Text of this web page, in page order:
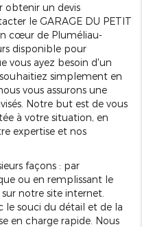
un devis
le GARAGE DU PETIT
cœur de Pluméliau-
disponible pour
vous ayez besoin d'un
simplement en
vous assurons une
Notre but est de vous
à votre situation, en
expertise et nos
façons : par
ou en remplissant le
notre site internet.
le souci du détail et de la
en charge rapide. Nous